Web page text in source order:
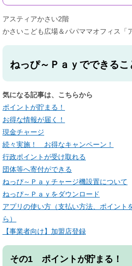
アスティアかさい2階
かさいこども広場＆パパママオフィス「
ねっぴ～Ｐａｙでできるこ
気になる記事は、こちらから
ポイントが貯まる！
お得な情報が届く！
現金チャージ​
続々実施！ お得なキャンペーン！
行政ポイントが受け取れる
団体等へ寄付ができる
​ねっぴ～Ｐａｙチャージ機設置について
ねっぴ～Ｐａｙをダウンロード​
アプリの使い方​（支払い方法、ポイント
ら）
【事業者向け】加盟店登録​
その1 ポイントが貯まる！